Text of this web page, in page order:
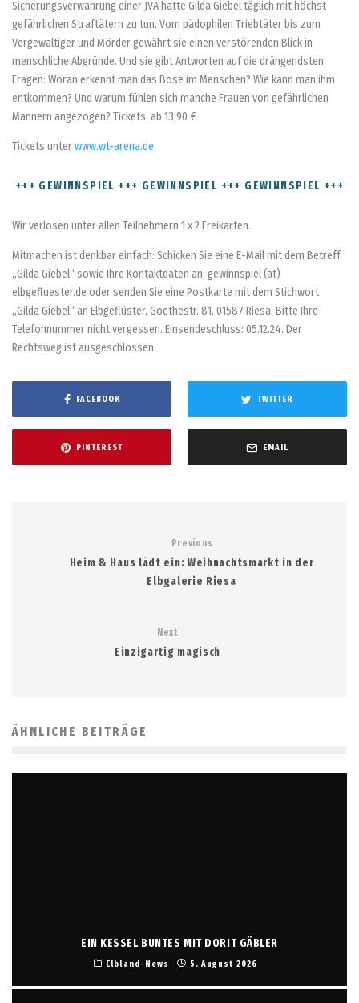
Sicherungsverwahrung einer JVA hatte Gilda Giebel täglich mit höchst
gefährlichen Straftätern zu tun. Vom pädophilen Triebtäter bis zum
Vergewaltiger und Mörder gewährt sie einen verstörenden Blick in
menschliche Abgründe. Und sie gibt Antworten auf die drängendsten
Fragen: Woran erkennt man das Böse im Menschen? Wie kann man ihm
entkommen? Und warum fühlen sich manche Frauen von gefährlichen
Männern angezogen? Tickets: ab 13,90 €
Tickets unterwww.wt-arena.de
+++ GEWINNSPIEL +++ GEWINNSPIEL +++ GEWINNSPIEL +++
Wir verlosen unter allen Teilnehmern 1 x 2 Freikarten.
Mitmachen ist denkbar einfach: Schicken Sie eine E-Mail mit dem Betreff
„Gilda Giebel“ sowie Ihre Kontaktdaten an: gewinnspiel (at)
elbgefluester.de oder senden Sie eine Postkarte mit dem Stichwort
„Gilda Giebel“ an Elbgeflüster, Goethestr. 81, 01587 Riesa. Bitte Ihre
Telefonnummer nicht vergessen. Einsendeschluss: 05.12.24. Der
Rechtsweg ist ausgeschlossen.
FACEBOOK TWITTER
PINTEREST EMAIL
Previous
Heim & Haus lädt ein: Weihnachtsmarkt in der
Elbgalerie Riesa
Next
Einzigartig magisch
ÄHNLICHE BEITRÄGE
EIN KESSEL BUNTES MIT DORIT GÄBLER
Elbland-News 5. August 2026